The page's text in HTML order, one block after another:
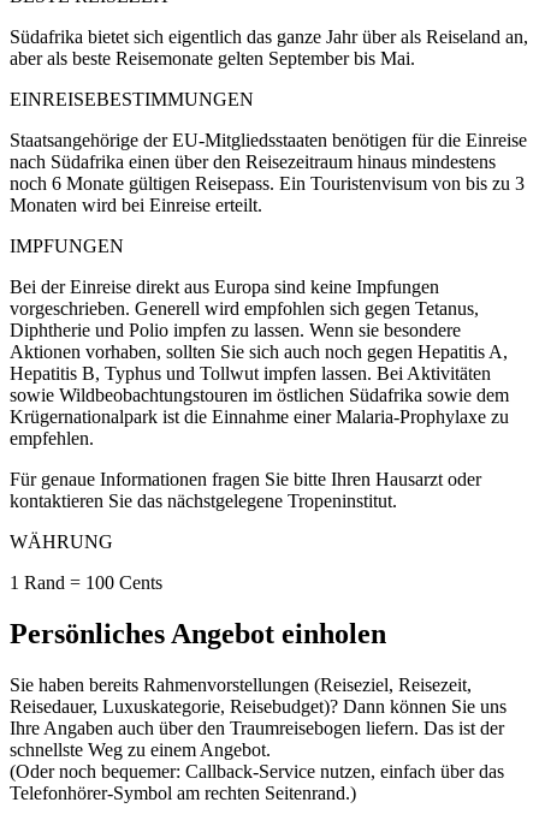
Südafrika bietet sich eigentlich das ganze Jahr über als Reiseland an,
aber als beste Reisemonate gelten September bis Mai.
EINREISEBESTIMMUNGEN
Staatsangehörige der EU-Mitgliedsstaaten benötigen für die Einreise
nach Südafrika einen über den Reisezeitraum hinaus mindestens
noch 6 Monate gültigen Reisepass. Ein Touristenvisum von bis zu 3
Monaten wird bei Einreise erteilt.
IMPFUNGEN
Bei der Einreise direkt aus Europa sind keine Impfungen
vorgeschrieben. Generell wird empfohlen sich gegen Tetanus,
Diphtherie und Polio impfen zu lassen. Wenn sie besondere
Aktionen vorhaben, sollten Sie sich auch noch gegen Hepatitis A,
Hepatitis B, Typhus und Tollwut impfen lassen. Bei Aktivitäten
sowie Wildbeobachtungstouren im östlichen Südafrika sowie dem
Krügernationalpark ist die Einnahme einer Malaria-Prophylaxe zu
empfehlen.
Für genaue Informationen fragen Sie bitte Ihren Hausarzt oder
kontaktieren Sie das nächstgelegene Tropeninstitut.
WÄHRUNG
1 Rand = 100 Cents
Persönliches Angebot einholen
Sie haben bereits Rahmenvorstellungen (Reiseziel, Reisezeit,
Reisedauer, Luxuskategorie, Reisebudget)? Dann können Sie uns
Ihre Angaben auch über den Traumreisebogen liefern. Das ist der
schnellste Weg zu einem Angebot.
(Oder noch bequemer: Callback-Service nutzen, einfach über das
Telefonhörer-Symbol am rechten Seitenrand.)